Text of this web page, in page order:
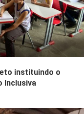
instituindo o
Inclusiva